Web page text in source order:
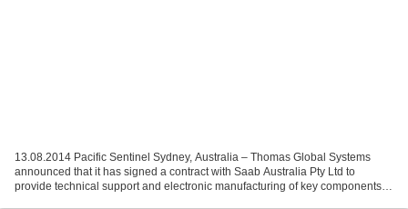
13.08.2014 Pacific Sentinel Sydney, Australia – Thomas Global Systems
announced that it has signed a contract with Saab Australia Pty Ltd to
provide technical support and electronic manufacturing of key components